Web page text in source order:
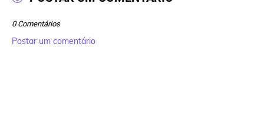
0 Comentários
Postar um comentário